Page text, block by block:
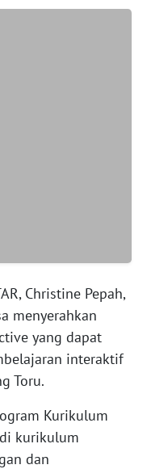
Christine Pepah,
menyerahkan
yang dapat
interaktif
Toru.
Kurikulum
kurikulum
dan